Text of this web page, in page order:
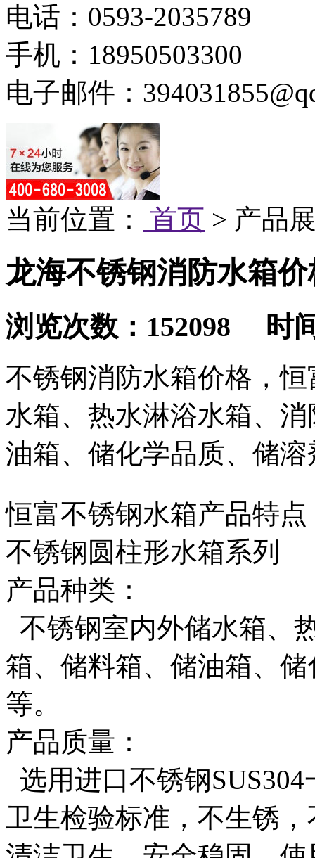
电话：0593-2035789
手机：18950503300
电子邮件：
当前位置： 首页 > 产品
龙海不锈钢消防水箱价
浏览次数：152098 时
不锈钢消防水箱价格，
水箱、热水淋浴水箱、
油箱、储化学品质、储
恒富不锈钢水箱产品特点
不锈钢圆柱形水箱系列
产品种类：
不锈钢室内外储水箱、
箱、储料箱、储油箱、
等。
产品质量：
选用进口不锈钢
卫生检验标准，不生锈